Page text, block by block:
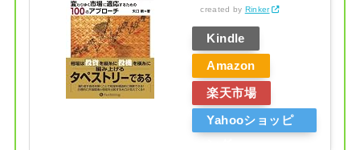
created by Rinker
Kindle
Amazon
楽天市場
Yahooショッピ